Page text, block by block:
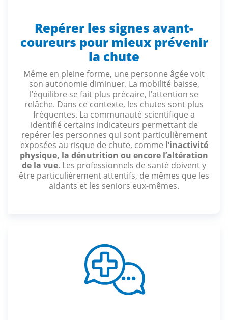
Repérer les signes avant-
coureurs pour mieux prévenir
la chute
Même en pleine forme, une personne âgée voit
son autonomie diminuer. La mobilité baisse,
l’équilibre se fait plus précaire, l’attention se
relâche. Dans ce contexte, les chutes sont plus
fréquentes. La communauté scientifique a
identifié certains indicateurs permettant de
repérer les personnes qui sont particulièrement
exposées au risque de chute, comme l’inactivité
physique, la dénutrition ou encore l’altération
de la vue. Les professionnels de santé doivent y
être particulièrement attentifs, de mêmes que les
aidants et les seniors eux-mêmes.